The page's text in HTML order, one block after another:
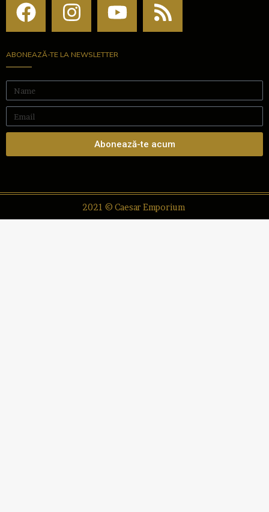
ABONEAZĂ-TE LA NEWSLETTER
Abonează-te acum
2021 © Caesar Emporium